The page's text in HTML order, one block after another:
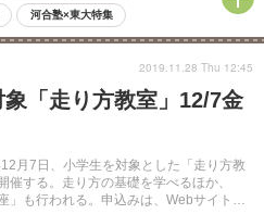
河合塾×東大特集
中学受験 小学校受験
過去問 人気記事
「走り方教室」12/7金
月7日、小学生を対象とした「走り方教
する。走り方の基礎を学べるほか、
」も行われる。申込みは、Webサイトに
2019.11.28 Thu 12:45